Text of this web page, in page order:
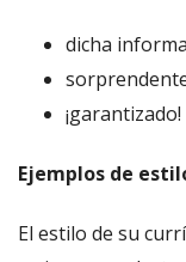
dicha
¡garantizado!
Ejemplos de
El estilo de su